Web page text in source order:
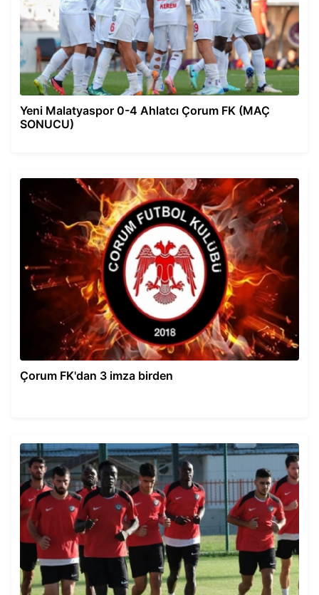
Yeni Malatyaspor 0-4 Ahlatcı Çorum FK (MAÇ
SONUCU)
Çorum FK'dan 3 imza birden